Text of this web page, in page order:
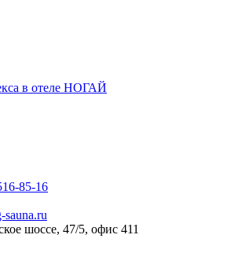
в отеле НОГАЙ
85-16
sauna.ru
шоссе, 47/5, офис 411